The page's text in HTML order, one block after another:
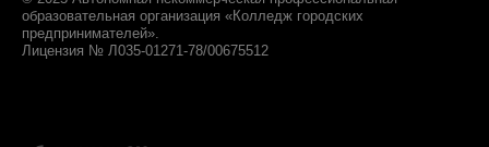
Дополнительное